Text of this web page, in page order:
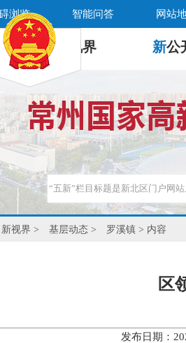
浏览 智能问答 网站
新 视界 新公
新视界 > 基层动态 > 罗溪镇 > 内容
区
发布日期：